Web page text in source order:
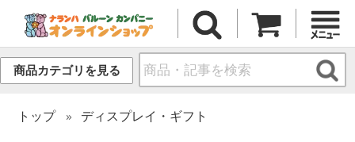
商品カテゴリを見る
トップ ディスプレイ・ギフト